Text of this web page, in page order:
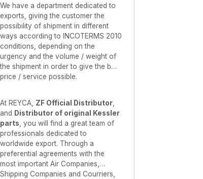
We have a department dedicated to
exports, giving the customer the
possibility of shipment in different
ways according to INCOTERMS 2010
conditions, depending on the
urgency and the volume / weight of
the shipment in order to give the best
price / service possible.
At REYCA, ZF Official Distributor
and Distributor of original Kessler
parts , you will find a great team of
professionals dedicated to
worldwide export. Through a
preferential agreements with the
most important Air Companies,
Shipping Companies and Courriers,